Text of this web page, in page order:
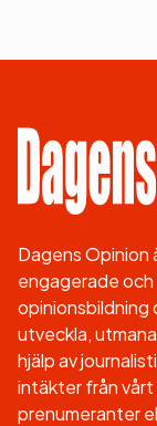
Dagens Opinion
engagerade
opinionsbildning
utveckla,
hjälp av
intäkter från vårt
prenumeranter